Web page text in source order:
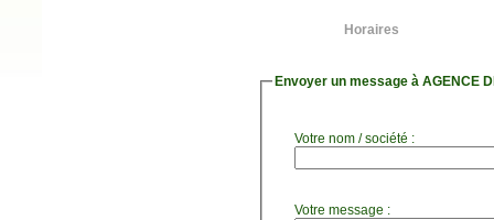
Horaires
Envoyer un message à AGENCE
Votre nom / société :
Votre message :